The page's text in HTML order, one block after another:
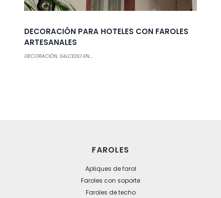
DECORACIÓN PARA HOTELES CON FAROLES
ARTESANALES
DECORACIÓN, SALCEDO EN...
FAROLES
Apliques de farol
Faroles con soporte
Faroles de techo